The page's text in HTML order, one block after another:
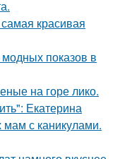
красивая
показов в
на горе лико.
Екатерина
с каникулами.